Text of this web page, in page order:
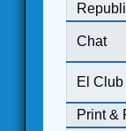
Chat
El
Print &